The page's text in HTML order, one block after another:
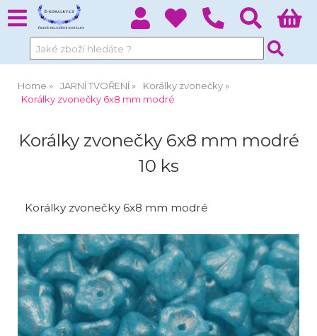
Home JARNÍ TVOŘENÍ
Korálky zvonečky
Korálky zvonečky 6x8 mm modré
Korálky zvonečky 6x8 mm modré
10 ks
Korálky zvonečky 6x8 mm modré